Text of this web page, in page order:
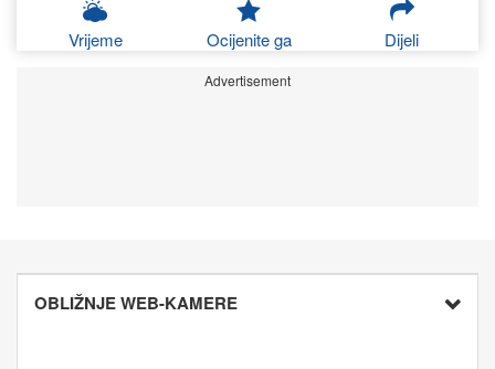
Vrijeme Ocijenite ga Dijeli
Advertisement
OBLIŽNJE WEB-KAMERE